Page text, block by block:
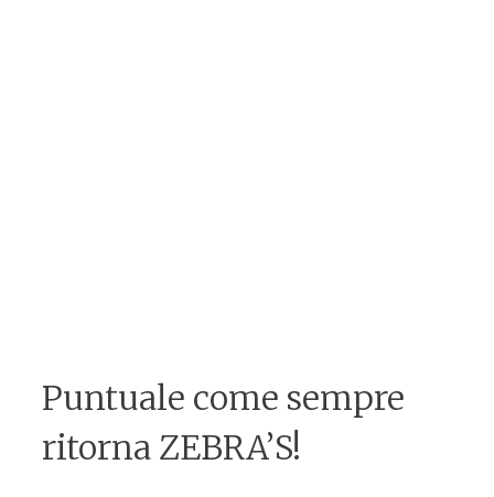
Puntuale come sempre
ritorna ZEBRA’S!